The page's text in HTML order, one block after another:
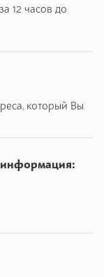
12 часов до
который Вы
информация: